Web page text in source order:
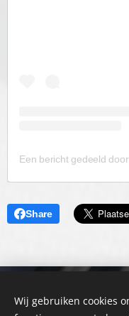
Share
©2025-2026 |
Wij gebruiken cookies